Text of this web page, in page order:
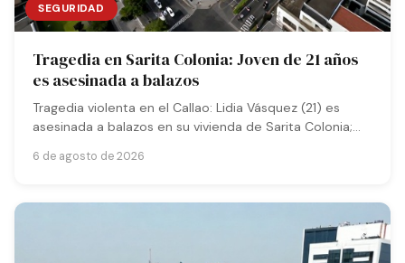
SEGURIDAD
Tragedia en Sarita Colonia: Joven de 21 años
es asesinada a balazos
Tragedia violenta en el Callao: Lidia Vásquez (21) es
asesinada a balazos en su vivienda de Sarita Colonia;
hechos.
6 de agosto de 2026